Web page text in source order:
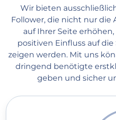
Wir bieten
Follower, die nicht nur die
auf Ihrer Seite
positiven Einfluss auf
zeigen werden. Mit uns
dringend benötigte
geben und sicher